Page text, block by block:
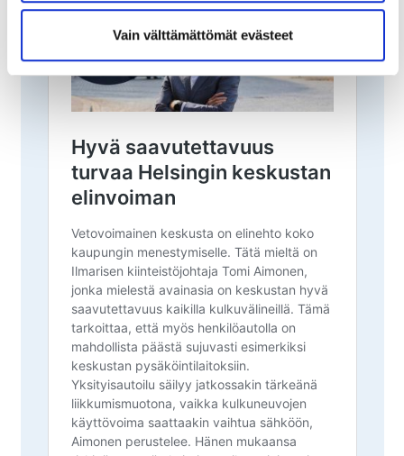
Vain välttämättömät evästeet